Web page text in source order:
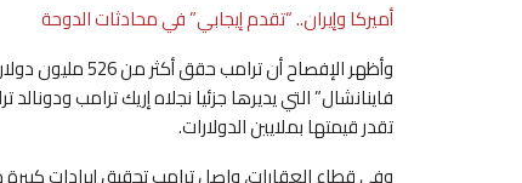
أميركا وإيران.. “تقدم إيجابي” في محادثات الدوحة
وأظهر الإفصاح
فاينانشال” التي يديرها جزئيا نجلاه إريك ترامب
تقدر قيمتها بملايين الدولارات.